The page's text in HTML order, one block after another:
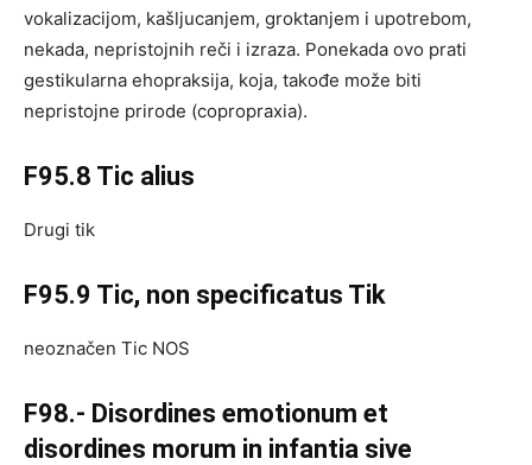
vokalizacijom, kašljucanjem, groktanjem i upotrebom,
nekada, nepristojnih reči i izraza. Ponekada ovo prati
gestikularna ehopraksija, koja, takođe može biti
nepristojne prirode (copropraxia).
F95.8 Tic alius
Drugi tik
F95.9 Tic, non specificatus Tik
neoznačen Tic NOS
F98.- Disordines emotionum et
disordines morum in infantia sive